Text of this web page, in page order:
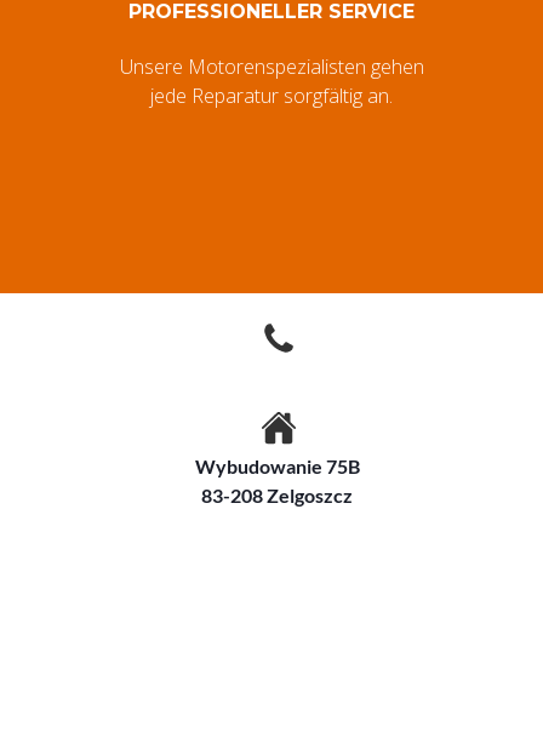
PROFESSIONELLER SERVICE
Unsere Motorenspezialisten gehen
jede Reparatur sorgfältig an.
Wybudowanie 75B
83-208 Zelgoszcz